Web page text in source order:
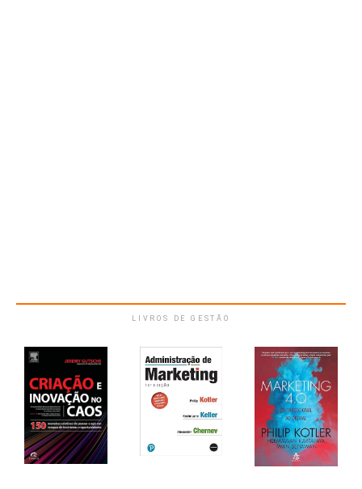
LIVROS DE GESTÃO